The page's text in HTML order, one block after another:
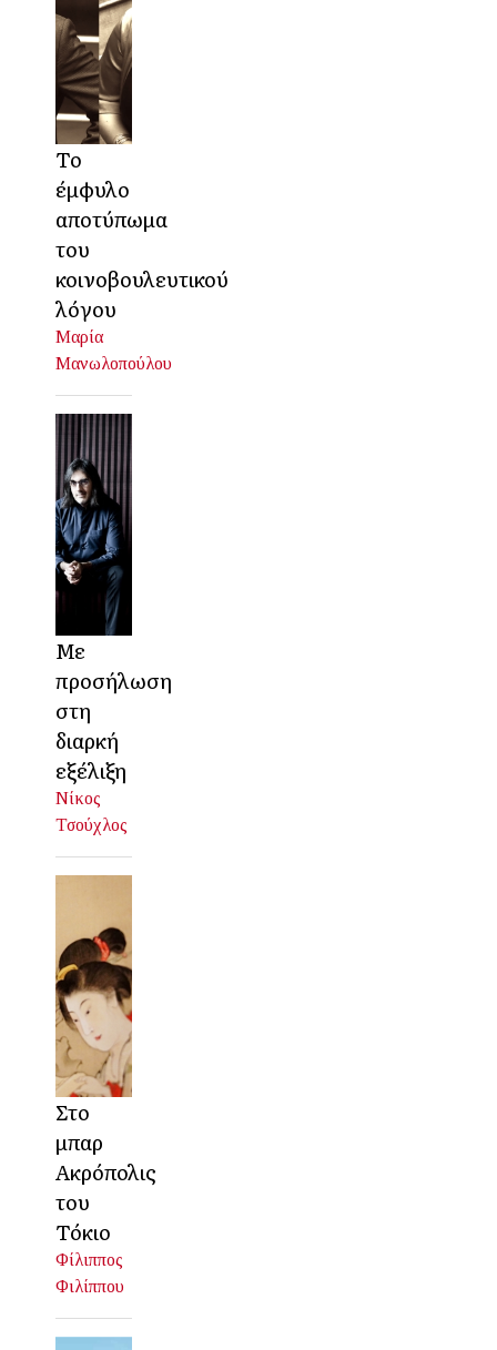
Το
έμφυλο
αποτύπωμα
του
κοινοβουλευτικού
λόγου
Μαρία
Μανωλοπούλου
Με
προσήλωση
στη
διαρκή
εξέλιξη
Νίκος
Τσούχλος
Στο
μπαρ
Ακρόπολις
του
Τόκιο
Φίλιππος
Φιλίππου